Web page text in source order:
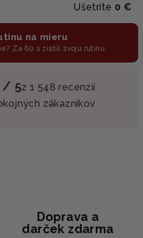
Ušetríte 0 €
na mieru
Za 60 s zistíš svoju rutinu.
/ 5z 1 548 recenzií
zákazníkov
Doprava a
darček zdarma